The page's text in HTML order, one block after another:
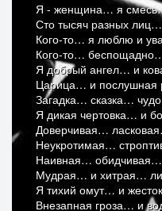
Я - женщина… я
Сто тысяч разных
Кого-то… я люблю и
Кого-то…
Я добрый ангел… и
Царица… и
Загадка… сказка…
Я дикая чертовка… и
Доверчивая…
Неукротимая…
Наивная…
Мудрая… и хитрая…
Я тихий омут… и
Внезапная гроза… и